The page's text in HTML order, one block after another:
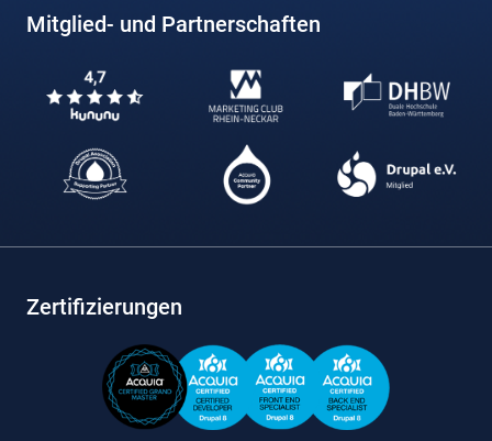
Mitglied- und Partnerschaften
Zertifizierungen